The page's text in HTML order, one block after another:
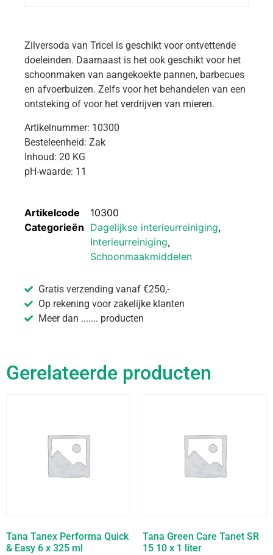
Zilversoda van Tricel is geschikt voor ontvettende
doeleinden. Daarnaast is het ook geschikt voor het
schoonmaken van aangekoekte pannen, barbecues
en afvoerbuizen. Zelfs voor het behandelen van een
ontsteking of voor het verdrijven van mieren.
Artikelnummer: 10300
Besteleenheid: Zak
Inhoud: 20 KG
pH-waarde: 11
Artikelcode
10300
Categorieën Dagelijkse interieurreiniging,
Interieurreiniging,
Schoonmaakmiddelen
Gratis verzending vanaf €250,-
Op rekening voor zakelijke klanten
Meer dan ....... producten
Gerelateerde producten
Tana Tanex Performa Quick
& Easy 6 x 325 ml
Tana Green Care Tanet SR
15 10 x 1 liter